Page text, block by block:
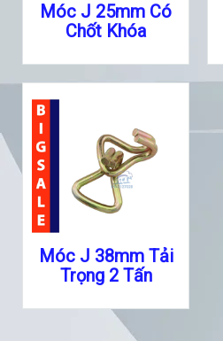
Móc J 25mm Có
Chốt Khóa
Móc J 38mm Tải
Trọng 2 Tấn